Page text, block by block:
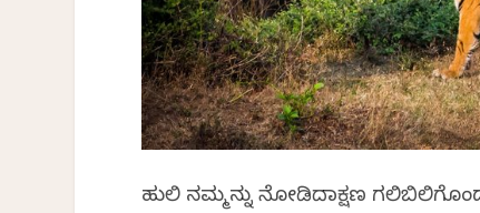
ಹುಲಿ ನಮ್ಮನ್ನು ನೋಡಿದಾಕ್ಷಣ